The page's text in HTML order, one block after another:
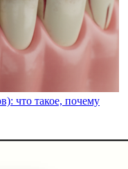
что такое, почему